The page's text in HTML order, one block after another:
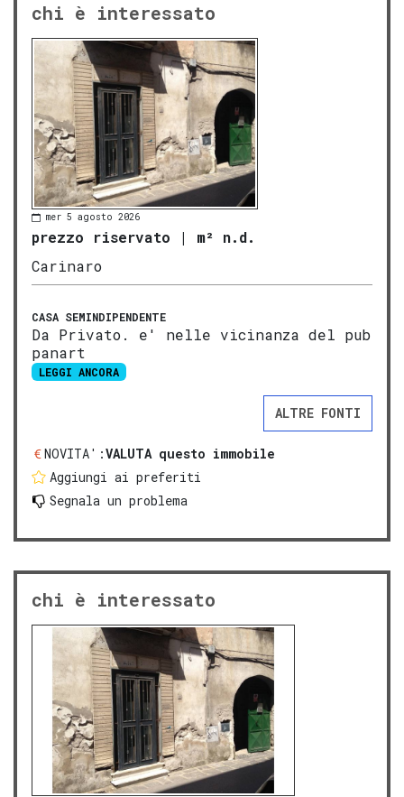
chi è interessato
mer 5 agosto 2026
prezzo riservato | m² n.d.
Carinaro
CASA SEMINDIPENDENTE
Da Privato. e' nelle vicinanza del pub
panart
LEGGI ANCORA
ALTRE FONTI
NOVITA':VALUTA questo immobile
Aggiungi ai preferiti
Segnala un problema
chi è interessato